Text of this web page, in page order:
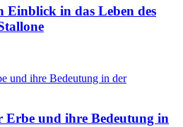
Einblick in das Leben des
Erbe und ihre Bedeutung in